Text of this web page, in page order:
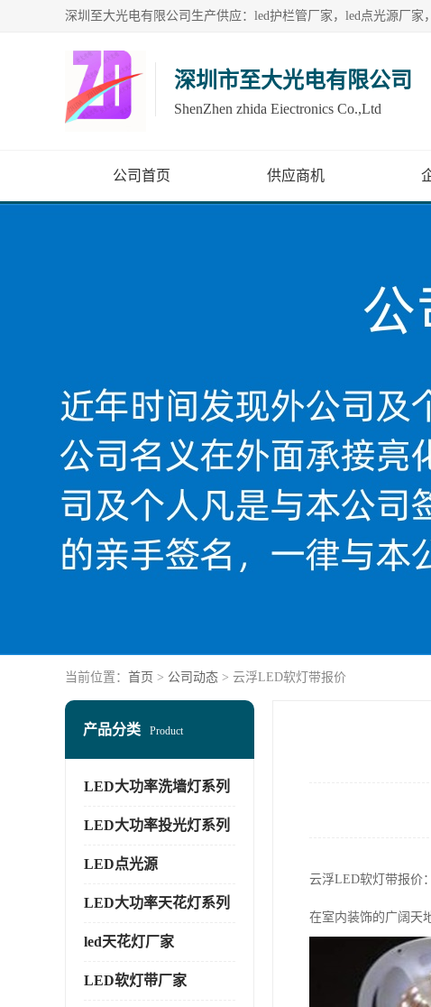
深圳市至大光电有限公司
ShenZhen zhida Eiectronics Co.,Ltd
公司首页 供应商机
当前位置： 首页 > 公司动态 > 云浮LED软灯带报价
产品分类 Product
LED大功率洗墙灯系列
LED大功率投光灯系列
LED点光源
LED大功率天花灯系列
led天花灯厂家
LED软灯带厂家
云浮LED软灯带报价
在室内装饰的广阔天